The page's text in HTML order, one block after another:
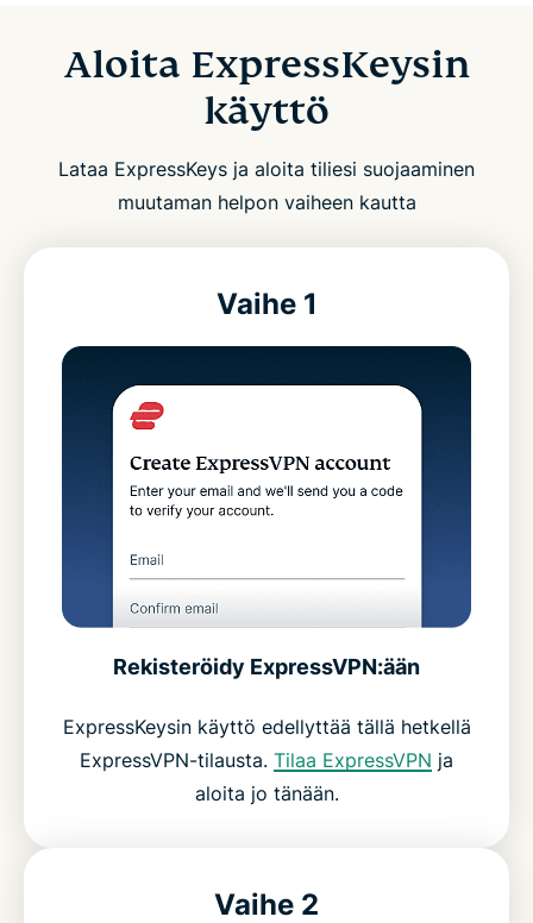
Aloita ExpressKeysin
käyttö
Lataa ExpressKeys ja aloita tiliesi suojaaminen
muutaman helpon vaiheen kautta
Vaihe 1
Rekisteröidy ExpressVPN:ään
ExpressKeysin käyttö edellyttää tällä hetkellä
ExpressVPN-tilausta. Tilaa ExpressVPN ja
aloita jo tänään.
Vaihe 2